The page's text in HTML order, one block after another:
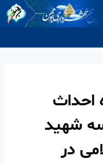
احداث
۱۵ کلاسه شهید
در